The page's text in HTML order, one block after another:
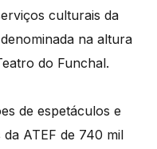
culturais da
na altura
do Funchal.
de espetáculos e
ATEF de 740 mil